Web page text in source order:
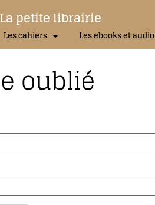
La petite librairie
Les cahiers Les ebooks et audio
oublié